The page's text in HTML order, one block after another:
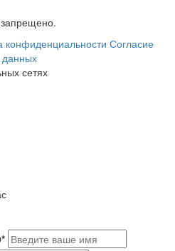
конфиденциальности Согласие
данных
сетях
*